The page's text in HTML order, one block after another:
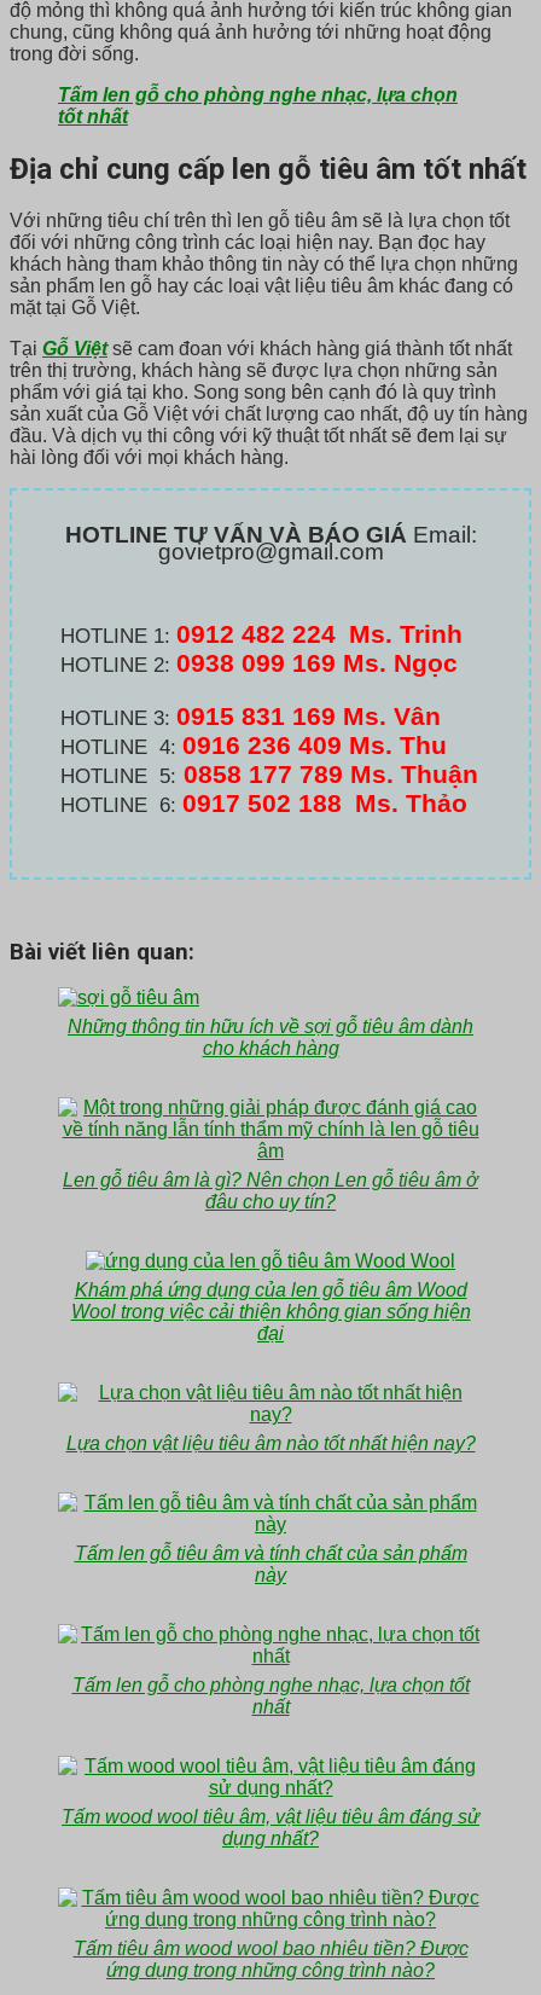
độ mỏng thì không quá ảnh hưởng tới kiến trúc không gian
chung, cũng không quá ảnh hưởng tới những hoạt động
trong đời sống.
Tấm len gỗ cho phòng nghe nhạc, lựa chọn
tốt nhất
Địa chỉ cung cấp len gỗ tiêu âm tốt nhất
Với những tiêu chí trên thì len gỗ tiêu âm sẽ là lựa chọn tốt
đối với những công trình các loại hiện nay. Bạn đọc hay
khách hàng tham khảo thông tin này có thể lựa chọn những
sản phẩm len gỗ hay các loại vật liệu tiêu âm khác đang có
mặt tại Gỗ Việt.
Tại Gỗ Việtsẽ cam đoan với khách hàng giá thành tốt nhất
trên thị trường, khách hàng sẽ được lựa chọn những sản
phẩm với giá tại kho. Song song bên cạnh đó là quy trình
sản xuất của Gỗ Việt với chất lượng cao nhất, độ uy tín hàng
đầu. Và dịch vụ thi công với kỹ thuật tốt nhất sẽ đem lại sự
hài lòng đối với mọi khách hàng.
HOTLINE TƯ VẤN VÀ BÁO GIÁ Email:
govietpro@gmail.com
HOTLINE 1: 0912 482 224 Ms. Trinh
HOTLINE 2: 0938 099 169 Ms. Ngọc
HOTLINE 3: 0915 831 169 Ms. Vân
HOTLINE 4: 0916 236 409 Ms. Thu
HOTLINE 5: 0858 177 789 Ms. Thuận
HOTLINE 6: 0917 502 188 Ms. Thảo
Bài viết liên quan:
Những thông tin hữu ích về sợi gỗ tiêu âm dành
cho khách hàng
Len gỗ tiêu âm là gì? Nên chọn Len gỗ tiêu âm ở
đâu cho uy tín?
Khám phá ứng dụng của len gỗ tiêu âm Wood
Wool trong việc cải thiện không gian sống hiện
đại
Lựa chọn vật liệu tiêu âm nào tốt nhất hiện nay?
Tấm len gỗ tiêu âm và tính chất của sản phẩm
này
Tấm len gỗ cho phòng nghe nhạc, lựa chọn tốt
nhất
Tấm wood wool tiêu âm, vật liệu tiêu âm đáng sử
dụng nhất?
Tấm tiêu âm wood wool bao nhiêu tiền? Được
ứng dụng trong những công trình nào?